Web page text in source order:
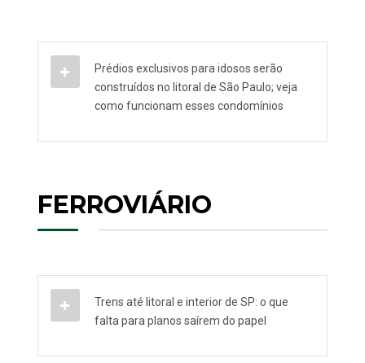
Prédios exclusivos para idosos serão
construídos no litoral de São Paulo; veja
como funcionam esses condomínios
FERROVIÁRIO
Trens até litoral e interior de SP: o que
falta para planos saírem do papel